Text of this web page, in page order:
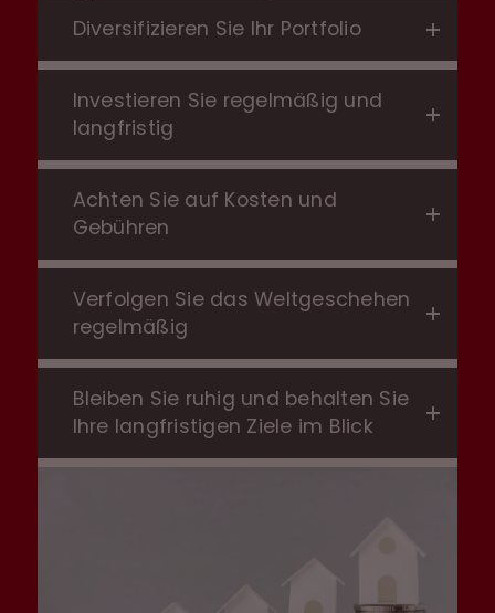
Diversifizieren Sie Ihr Portfolio
Investieren Sie regelmäßig und
langfristig
Achten Sie auf Kosten und
Gebühren
Verfolgen Sie das Weltgeschehen
regelmäßig
Bleiben Sie ruhig und behalten Sie
Ihre langfristigen Ziele im Blick